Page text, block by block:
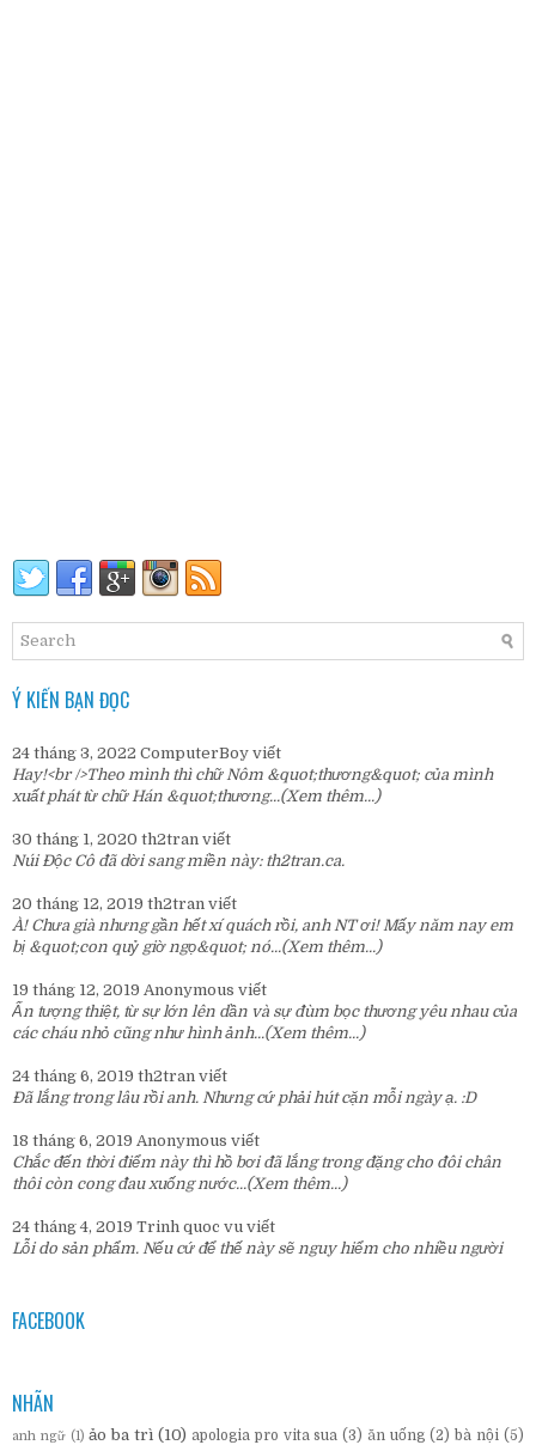
Ý KIẾN BẠN ĐỌC
24 tháng 3, 2022 ComputerBoy viết
Hay!<br />Theo mình thì chữ Nôm &quot;thương&quot; của mình
xuất phát từ chữ Hán &quot;thương...(Xem thêm...)
30 tháng 1, 2020 th2tran viết
Núi Độc Cô đã dời sang miền này: th2tran.ca.
20 tháng 12, 2019 th2tran viết
À! Chưa già nhưng gần hết xí quách rồi, anh NT ơi! Mấy năm nay em
bị &quot;con quỷ giờ ngọ&quot; nó...(Xem thêm...)
19 tháng 12, 2019 Anonymous viết
Ấn tượng thiệt, từ sự lớn lên dần và sự đùm bọc thương yêu nhau của
các cháu nhỏ cũng như hình ảnh...(Xem thêm...)
24 tháng 6, 2019 th2tran viết
Đã lắng trong lâu rồi anh. Nhưng cứ phải hút cặn mỗi ngày ạ. :D
18 tháng 6, 2019 Anonymous viết
Chắc đến thời điểm này thì hồ bơi đã lắng trong đặng cho đôi chân
thôi còn cong đau xuống nước...(Xem thêm...)
24 tháng 4, 2019 Trinh quoc vu viết
Lỗi do sản phẩm. Nếu cứ để thế này sẽ nguy hiểm cho nhiều người
FACEBOOK
NHÃN
anh ngữ (1) ảo ba trì (10) apologia pro vita sua (3) ăn uống (2) bà nội (5)